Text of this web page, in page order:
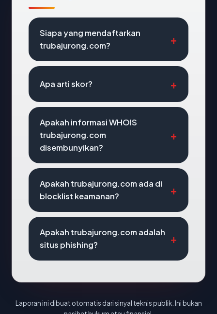
Siapa yang mendaftarkan
trubajurong.com?
Apa arti skor?
Apakah informasi WHOIS
trubajurong.com
disembunyikan?
Apakah trubajurong.com ada di
blocklist keamanan?
Apakah trubajurong.com adalah
situs phishing?
Laporan ini dibuat otomatis dari sinyal teknis publik. Ini bukan